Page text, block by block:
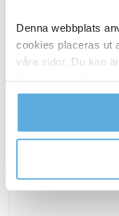
Denna webbplats
cookies placeras ut
våra sidor. Du kan
Läs mer i vår
kontaktar oss och
mängd